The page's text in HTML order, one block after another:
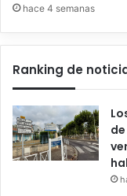
hace 4 semanas
Ranking de